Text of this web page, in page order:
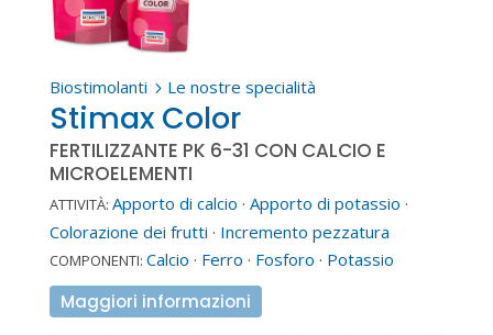
Biostimolanti 5 Le nostre specialità
Stimax Color
FERTILIZZANTE PK 6-31 CON CALCIO E
MICROELEMENTI
ATTIVITÀ: Apporto di calcio · Apporto di potassio ·
Colorazione dei frutti · Incremento pezzatura
COMPONENTI: Calcio · Ferro · Fosforo · Potassio
Maggiori informazioni